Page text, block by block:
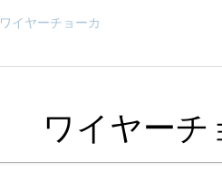
ワイヤーチョーカ
ワイヤーチ